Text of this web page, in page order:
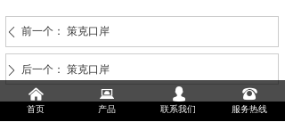
ꄴ 前一个： 策克口岸
ꄲ 后一个： 策克口岸
낀
首页
뀵
产品
넙
联系我们
뀰
服务热线